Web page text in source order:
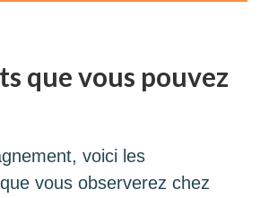
que vous pouvez
voici les
vous observerez chez